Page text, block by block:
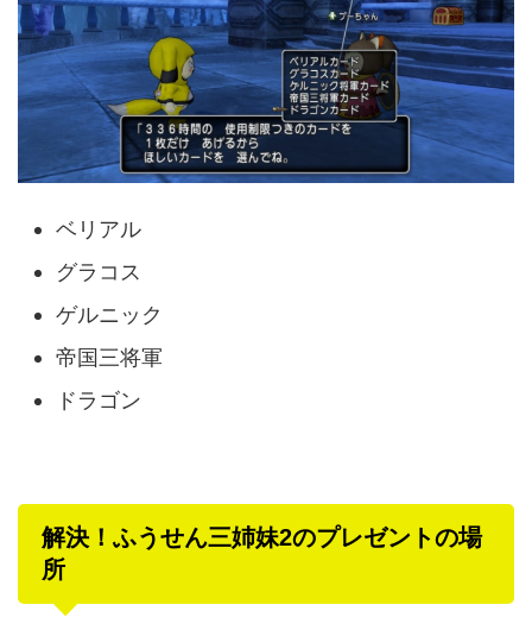
ベリアル
グラコス
ゲルニック
帝国三将軍
ドラゴン
解決！ふうせん三姉妹2のプレゼントの場
所